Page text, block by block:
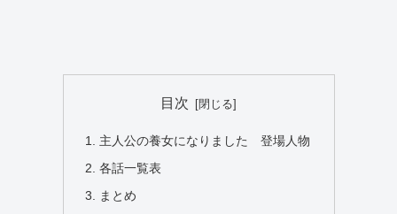
目次
主人公の養女になりました 登場人物
各話一覧表
まとめ